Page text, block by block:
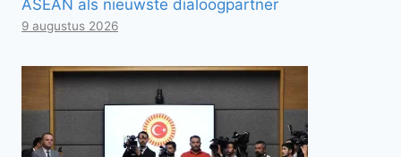
ASEAN als nieuwste dialoogpartner
9 augustus 2026